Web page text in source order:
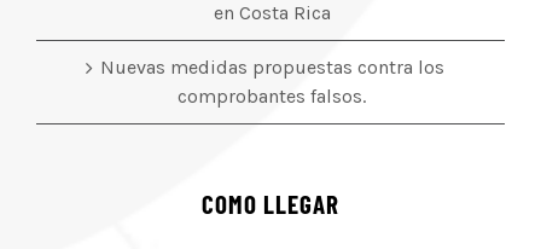
en Costa Rica
Nuevas medidas propuestas contra los
comprobantes falsos.
COMO LLEGAR